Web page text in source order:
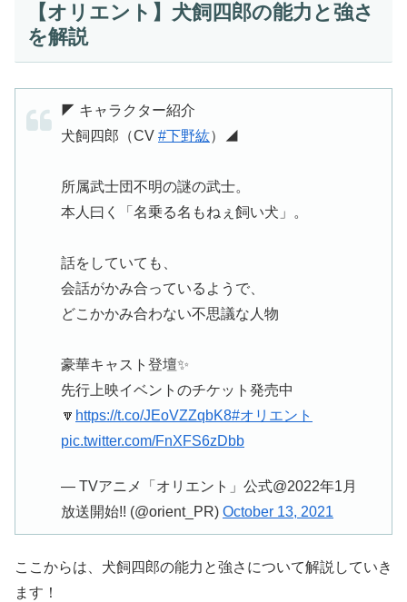
【オリエント】犬飼四郎の能力と強さ
を解説
◤ キャラクター紹介
犬飼四郎（CV #下野紘）◢
所属武士団不明の謎の武士。
本人曰く「名乗る名もねぇ飼い犬」。
話をしていても、
会話がかみ合っているようで、
どこかかみ合わない不思議な人物
豪華キャスト登壇✨
先行上映イベントのチケット発売中
🔽 https://t.co/JEoVZZqbK8#オリエント
pic.twitter.com/FnXFS6zDbb
— TVアニメ「オリエント」公式@2022年1月
放送開始!! (@orient_PR) October 13, 2021
ここからは、犬飼四郎の能力と強さについて解説していき
ます！